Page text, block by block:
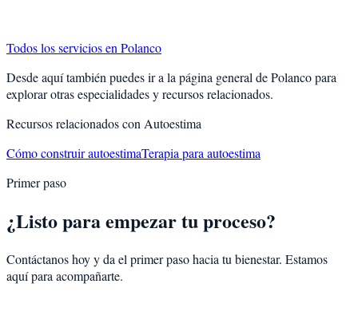
Todos los servicios en Polanco
Desde aquí también puedes ir a la página general dePolancopara
explorar otras especialidades y recursos relacionados.
Recursos relacionados con Autoestima
Cómo construir autoestimaTerapia para autoestima
Primer paso
¿Listo para empezar tu proceso?
Contáctanos hoy y da el primer paso hacia tu bienestar. Estamos
aquí para acompañarte.